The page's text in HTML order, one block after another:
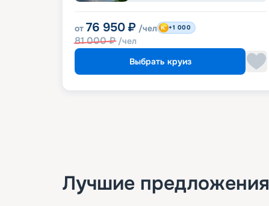
от 76 950 ₽ /чел
81 000₽ /чел
+1 000
Выбрать круиз
Лучшие предложения